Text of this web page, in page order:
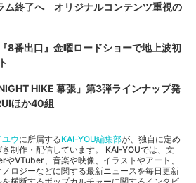
ム終了へ オリジナルコンテンツ重視の
8番出口』金曜ロードショーで地上波初
HIKE 幕張」第3弾ラインナップ発
ほか40組
ウに所属するKAI-YOU編集部が、独自に定め
き制作・配信しています。 KAI-YOUでは、文
やVTuber、音楽や映像、イラストやアート、
ロジーなどに関する最新ニュースを毎日更新